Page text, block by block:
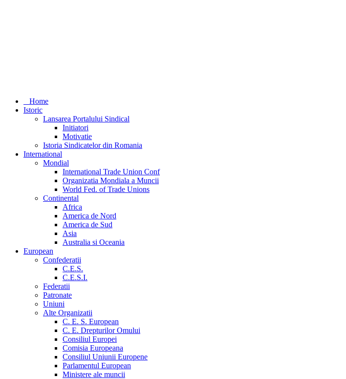
Home
Istoric
Lansarea Portalului Sindical
Initiatori
Motivatie
Istoria Sindicatelor din Romania
International
Mondial
International Trade Union Conf
Organizatia Mondiala a Muncii
World Fed. of Trade Unions
Continental
Africa
America de Nord
America de Sud
Asia
Australia si Oceania
European
Confederatii
C.E.S.
C.E.S.I.
Federatii
Patronate
Uniuni
Alte Organizatii
C. E. S. European
C. E. Drepturilor Omului
Consiliul Europei
Comisia Europeana
Consiliul Uniunii Europene
Parlamentul European
Ministere ale muncii